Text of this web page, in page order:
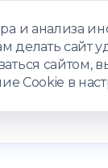
и анализа
делать сайт
сайтом,
Cookie в